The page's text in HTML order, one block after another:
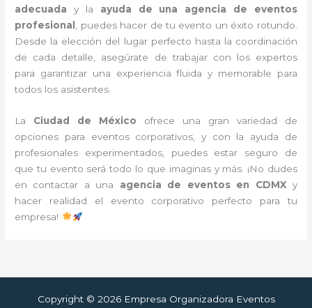
adecuada y la ayuda de una agencia de eventos
profesional , puedes hacer de tu evento un éxito rotundo.
Desde la elección del lugar perfecto hasta la coordinación
de cada detalle, asegúrate de trabajar con los expertos
para garantizar una experiencia fluida y memorable para
todos los asistentes.
La Ciudad de México ofrece una gran variedad de
opciones para eventos corporativos, y con la ayuda de
profesionales experimentados, puedes estar seguro de
que tu evento será todo lo que imaginas y más. ¡No dudes
en contactar a una agencia de eventos en CDMX y
hacer realidad el evento corporativo perfecto para tu
empresa!
Copyright © 2026 Empresa Organizadora Eventos